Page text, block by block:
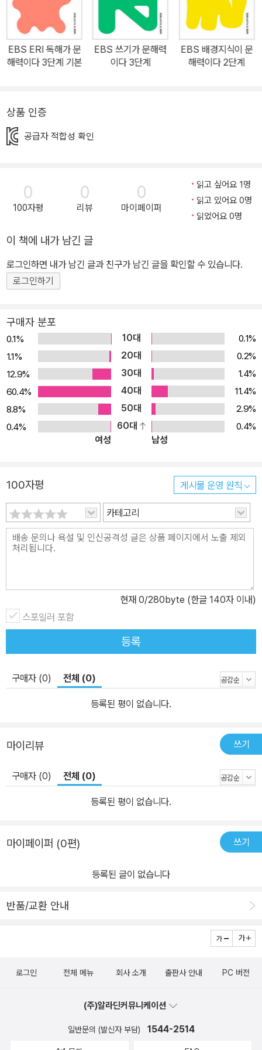
시각화한 그림과 확인 문제를 통해 배경지식을 체계적으로 익힐 수
있습니다. 5. 학습 내용과 함께 인성 동화를 제시하여 인성적인 측면
을 강조하였습니다. ‘배경지식이 문해력이다’ 이렇게 학습하면 더 좋
습니다. 1. 학습자 수준에 맞는 단계를 선택하세요. 3단계는 초등 3~
걱정하지 마세요. 2. 매일매일 꾸준히 학습하세요. 하루 권장 분량을
로 문해력을 키워요. 3. 여러 영역을 동시에 학습하세요. 말하고, 듣
해력 학습이 더 쉬워집니다. EBS 문해력 시리즈는 함께 학습하면 더
큰 학습 효과를 얻을 수 있습니다. EBS와 함께 평생을 살아가는 힘,
EBS ERI 독해가 문
해력이다 3단계 기본
EBS 쓰기가 문해력
이다 3단계
EBS 배경지식이 문
해력이다 2단계
상품 인증
공급자 적합성 확인
0
100자평
0
리뷰
0
마이페이퍼
읽고 싶어요 1명
읽고 있어요 0명
읽었어요 0명
이 책에 내가 남긴 글
로그인하면 내가 남긴 글과 친구가 남긴 글을 확인할 수 있습니다.
로그인하기
구매자 분포
0.1% 10대
0.1%
1.1%
20대
0.2%
12.9%
30대
1.4%
60.4%
40대
11.4%
8.8%
50대
2.9%
0.4%
60대
0.4%
여성
남성
100자평 게시물 운영 원칙
카테고리
현재 0/280byte (한글 140자 이내)
스포일러 포함
등록
구매자 (0) 전체 (0)
등록된 평이 없습니다.
마이리뷰 쓰기
구매자 (0) 전체 (0)
등록된 평이 없습니다.
마이페이퍼 (0편) 쓰기
등록된 글이 없습니다
반품/교환 안내
로그인 전체 메뉴 회사 소개 출판사 안내 PC 버전
(주)알라딘커뮤니케이션
일반문의 (발신자 부담) 1544-2514